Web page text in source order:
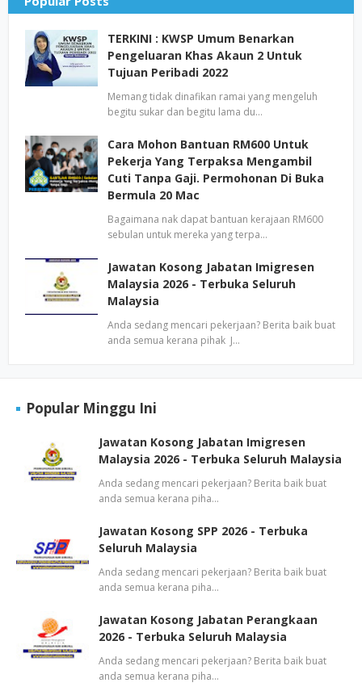
TERKINI : KWSP Umum Benarkan
Pengeluaran Khas Akaun 2 Untuk
Tujuan Peribadi 2022
Memang tidak dinafikan ramai yang mengeluh
begitu sukar dan begitu lama du…
Cara Mohon Bantuan RM600 Untuk
Pekerja Yang Terpaksa Mengambil
Cuti Tanpa Gaji. Permohonan Di Buka
Bermula 20 Mac
Bagaimana nak dapat bantuan kerajaan RM600
sebulan untuk mereka yang terpa…
Jawatan Kosong Jabatan Imigresen
Malaysia 2026 - Terbuka Seluruh
Malaysia
Anda sedang mencari pekerjaan? Berita baik buat
anda semua kerana pihak J…
Popular Minggu Ini
Jawatan Kosong Jabatan Imigresen
Malaysia 2026 - Terbuka Seluruh Malaysia
Anda sedang mencari pekerjaan? Berita baik buat
anda semua kerana piha…
Jawatan Kosong SPP 2026 - Terbuka
Seluruh Malaysia
Anda sedang mencari pekerjaan? Berita baik buat
anda semua kerana piha…
Jawatan Kosong Jabatan Perangkaan
2026 - Terbuka Seluruh Malaysia
Anda sedang mencari pekerjaan? Berita baik buat
anda semua kerana piha…